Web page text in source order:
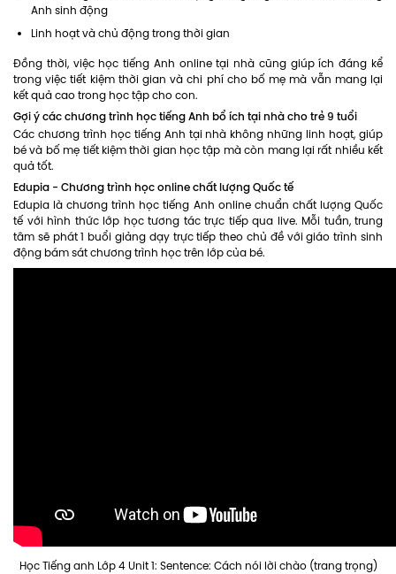
Anh sinh động
Linh hoạt và chủ động trong thời gian
Đồng thời, việc học tiếng Anh online tại nhà cũng giúp ích đáng kể
trong việc tiết kiệm thời gian và chi phí cho bố mẹ mà vẫn mang lại
kết quả cao trong học tập cho con.
Gợi ý các chương trình học tiếng Anh bổ ích tại nhà cho trẻ 9 tuổi
Các chương trình học tiếng Anh tại nhà không những linh hoạt, giúp
bé và bố mẹ tiết kiệm thời gian học tập mà còn mang lại rất nhiều kết
quả tốt.
Edupia - Chương trình học online chất lượng Quốc tế
Edupia là chương trình học tiếng Anh online chuẩn chất lượng Quốc
tế với hình thức lớp học tương tác trực tiếp qua live. Mỗi tuần, trung
tâm sẽ phát 1 buổi giảng dạy trực tiếp theo chủ đề với giáo trình sinh
động bám sát chương trình học trên lớp của bé.
Học Tiếng anh Lớp 4 Unit 1: Sentence: Cách nói lời chào (trang trọng)